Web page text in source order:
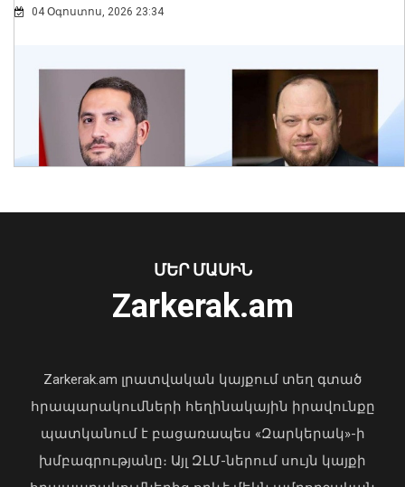
Երաշտի պատճառով Գերմանիայի
04 Օգոստոս, 2026 23:34
Ուկրաինայի Գերագույն Ռադայի
նախագահը շնորհավորել է ՀՀ ԱԺ
ՄԵՐ ՄԱՍԻՆ
Zarkerak.am
Zarkerak.am լրատվական կայքում տեղ գտած
հրապարակումների հեղինակային իրավունքը
պատկանում է բացառապես «Զարկերակ»-ի
խմբագրությանը։ Այլ ԶԼՄ-ներում սույն կայքի